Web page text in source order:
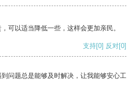
可以适当降低一些，这样会更加亲民。
支持[0] 反对[0]
问题总是能够及时解决，让我能够安心工